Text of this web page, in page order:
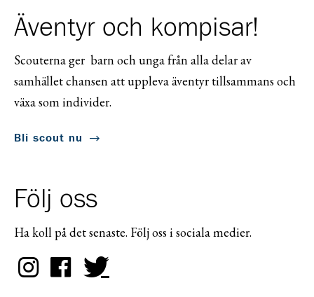
Äventyr och kompisar!
Scouterna ger barn och unga från alla delar av
samhället chansen att uppleva äventyr tillsammans och
växa som individer.
Bli scout nu
Följ oss
Ha koll på det senaste. Följ oss i sociala medier.